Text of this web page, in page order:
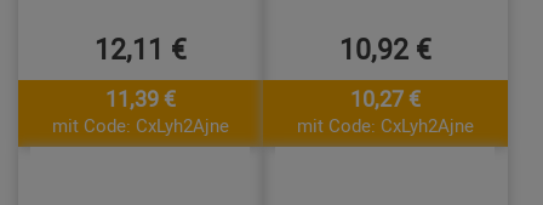
12,11 €
11,39 €
mit Code: CxLyh2Ajne
10,92 €
10,27 €
mit Code: CxLyh2Ajne